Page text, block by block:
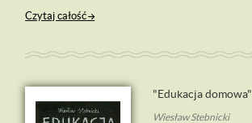
Czytaj całość
"Edukacja domowa"
Wiesław Stebnicki